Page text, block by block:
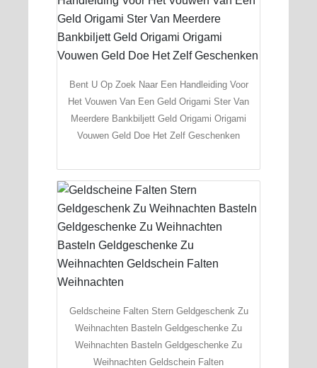
Bent U Op Zoek Naar Een Handleiding Voor
Het Vouwen Van Een Geld Origami Ster Van
Meerdere Bankbiljett Geld Origami Origami
Vouwen Geld Doe Het Zelf Geschenken
Geldscheine Falten Stern Geldgeschenk Zu
Weihnachten Basteln Geldgeschenke Zu
Weihnachten Basteln Geldgeschenke Zu
Weihnachten Geldschein Falten